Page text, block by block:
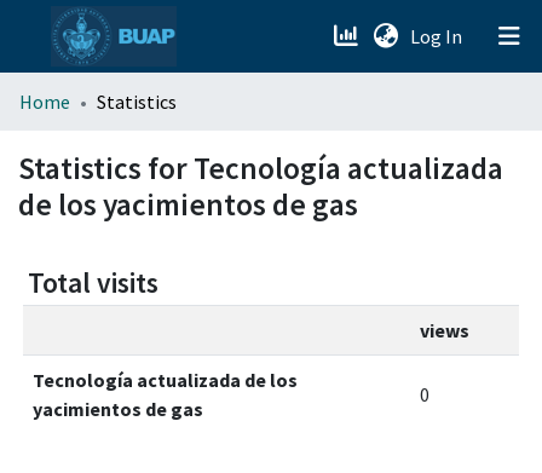
Log In (current)
menu.section.about_menu
All of DSpace
Home Statistics
Statistics for Tecnología actualizada
de los yacimientos de gas
Total visits
views
Tecnología actualizada de los
yacimientos de gas
0